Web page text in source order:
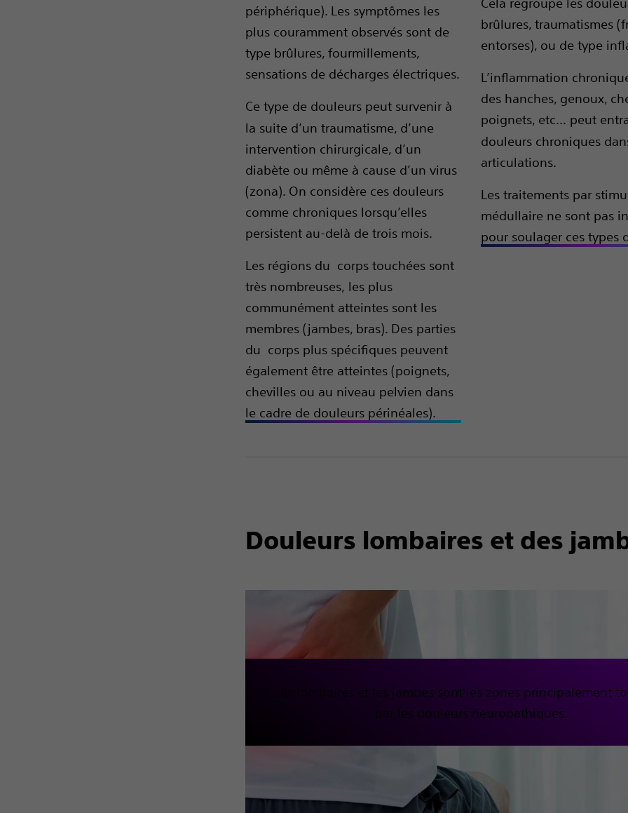
périphérique). Les symptômes les
plus couramment observés sont de
type brûlures, fourmillements,
sensations de décharges électriques.
Ce type de douleurs peut survenir à
la suite d’un traumatisme, d’une
intervention chirurgicale, d’un
diabète ou même à cause d’un virus
(zona). On considère ces douleurs
comme chroniques lorsqu’elles
persistent au-delà de trois mois.
Les régions du corps touchées sont
très nombreuses, les plus
communément atteintes sont les
membres (jambes, bras). Des parties
du corps plus spécifiques peuvent
également être atteintes (poignets,
chevilles ou au niveau pelvien dans
le cadre de douleurs périnéales).
brûlures, traumatismes
entorses), ou de type
L’inflammation
des hanches, genoux,
poignets, etc... peut
douleurs chroniques
articulations.
Les traitements par
médullaire ne sont pas
pour soulager ces types
Douleurs lombaires et des
Les lombaires et les jambes sont les zones principalement
par les douleurs neuropathiques.